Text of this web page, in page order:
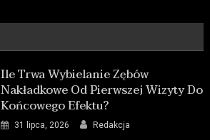
Ile Trwa Wybielanie Zębów
Nakładkowe Od Pierwszej Wizyty Do
Końcowego Efektu?
31 lipca, 2026 Redakcja